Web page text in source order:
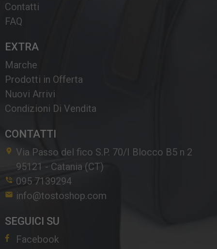
Contatti
FAQ
EXTRA
Marche
Prodotti in Offerta
Nuovi Arrivi
Condizioni Di Vendita
CONTATTI
Via Passo del fico S.P. 70/I Blocco B5 n 2
95121 - Catania (CT)
095 7139294
info@tostoshop.com
SEGUICI SU
Facebook